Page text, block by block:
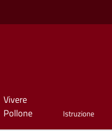
Vivere
Pollone
Istruzione